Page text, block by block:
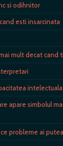
si odihnitor
esti insarcinata
mult decat cand
intelectuala
apare simbolul
probleme ai